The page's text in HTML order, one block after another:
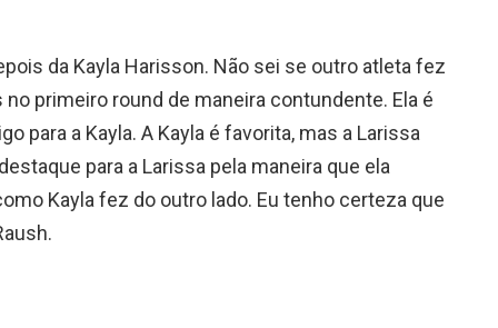
da Kayla Harisson. Não sei se outro atleta fez
primeiro round de maneira contundente. Ela é
para a Kayla. A Kayla é favorita, mas a Larissa
para a Larissa pela maneira que ela
Kayla fez do outro lado. Eu tenho certeza que